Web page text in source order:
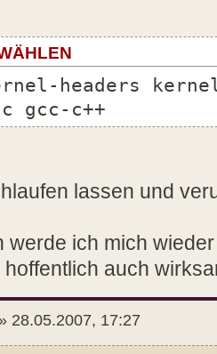
headers
gcc-c++
lassen und
werde ich mich
auch
» 28.05.2007, 17:27